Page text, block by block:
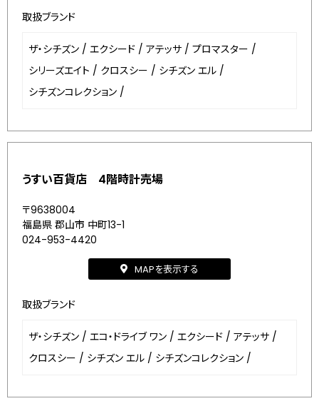
取扱ブランド
ザ・シチズン / エクシード / アテッサ / プロマスター /
シリーズエイト / クロスシー / シチズン エル /
シチズンコレクション /
うすい百貨店 4階時計売場
〒9638004
福島県 郡山市 中町13-1
024-953-4420
MAPを表示する
取扱ブランド
ザ・シチズン / エコ・ドライブ ワン / エクシード / アテッサ /
クロスシー / シチズン エル / シチズンコレクション /